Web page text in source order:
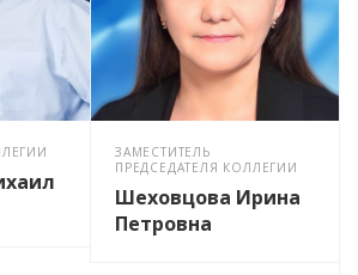
ЗАМЕСТИТЕЛЬ
ПРЕДСЕДАТЕЛЯ КОЛЛЕГИИ
Шеховцова Ирина
Петровна